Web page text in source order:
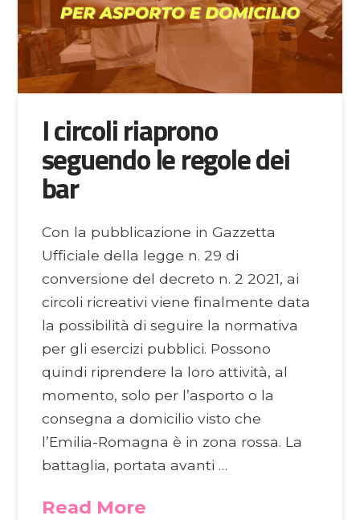
I circoli riaprono
seguendo le regole dei
bar
Con la pubblicazione in Gazzetta
Ufficiale della legge n. 29 di
conversione del decreto n. 2 2021, ai
circoli ricreativi viene finalmente data
la possibilità di seguire la normativa
per gli esercizi pubblici. Possono
quindi riprendere la loro attività, al
momento, solo per l’asporto o la
consegna a domicilio visto che
l’Emilia-Romagna è in zona rossa. La
battaglia, portata avanti …
Read More